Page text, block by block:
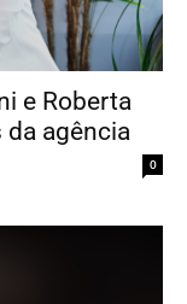
e Roberta
agência
0